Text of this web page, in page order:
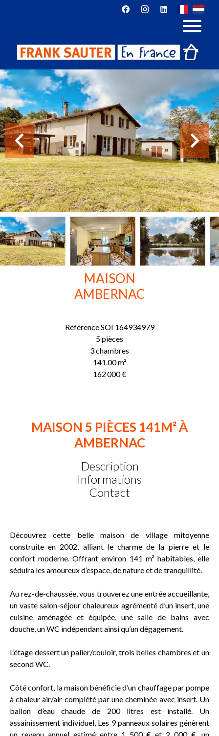
MAISON
AMBERNAC
RéférenceSOI 164934979
5 pièces
3 chambres
141.00m²
162 000 €
MAISON 5 PIÈCES 141M² À
AMBERNAC
Description
Informations
Contact
Découvrez cette belle maison de village mitoyenne
construite en 2002, alliant le charme de la pierre et le
confort moderne. Offrant environ 141 m² habitables, elle
séduira les amoureux d’espace, de nature et de tranquillité.
Au rez-de-chaussée, vous trouverez une entrée accueillante,
un vaste salon-séjour chaleureux agrémenté d’un insert, une
cuisine aménagée et équipée, une salle de bains avec
douche, un WC indépendant ainsi qu’un dégagement.
L’étage dessert un palier/couloir, trois belles chambres et un
second WC.
Côté confort, la maison bénéficie d’un chauffage par pompe
à chaleur air/air complété par une cheminée avec insert. Un
ballon d’eau chaude de 200 litres est installé. Un
assainissement individuel, Les 9 panneaux solaires génèrent